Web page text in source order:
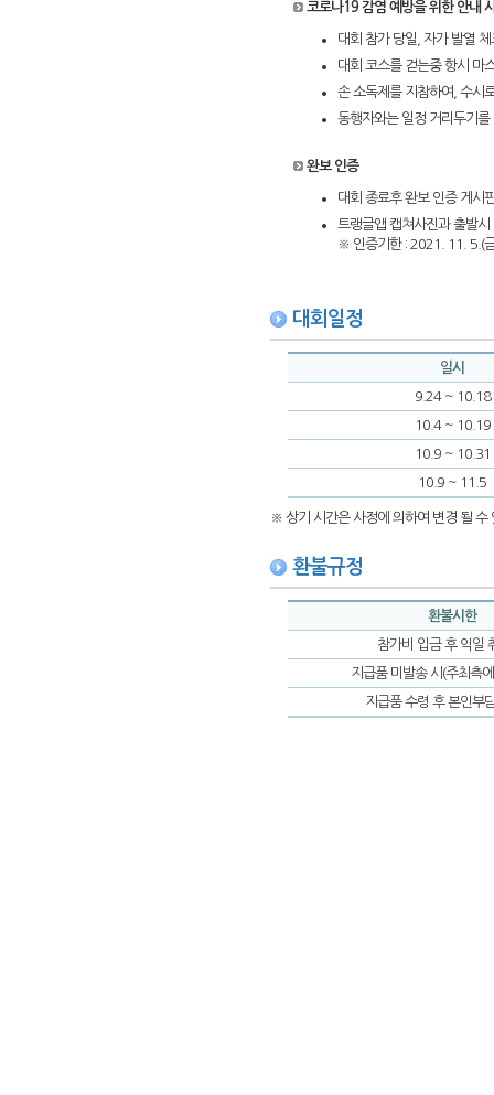
코로나19 감염 예방을 위한 안내
대회 참가 당일, 자가 발열
대회 코스를 걷는중 항시 마
손 소독제를 지참하여, 수시
동행자와는 일정 거리두기를
완보 인증
대회 종료후 완보 인증 게시
트랭글앱 캡쳐사진과 출발
※ 인증기한 : 2021. 11. 5.(
대회일정
일시
9.24 ~ 10.18
10.4 ~ 10.19
10.9 ~ 10.31
10.9 ~ 11.5
※ 상기 시간은 사정에 의하여 변경 될 수
환불규정
환불시한
참가비 입금 후 익일
지급품 미발송 시(주최측
지급품 수령 후 본인부